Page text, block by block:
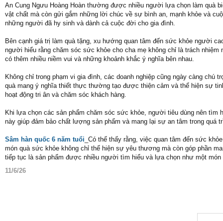
An Cung Ngưu Hoàng Hoàn thường được nhiều người lựa chọn làm quà
vật chất mà còn gửi gắm những lời chúc về sự bình an, mạnh khỏe và
những người đã hy sinh và dành cả cuộc đời cho gia đình.
Bên cạnh giá trị làm quà tặng, xu hướng quan tâm đến sức khỏe người
người hiểu rằng chăm sóc sức khỏe cho cha mẹ không chỉ là trách
có thêm nhiều niềm vui và những khoảnh khắc ý nghĩa bên nhau.
Không chỉ trong phạm vi gia đình, các doanh nghiệp cũng ngày càng
quà mang ý nghĩa thiết thực thường tạo được thiện cảm và thể hiện sự
hoạt động tri ân và chăm sóc khách hàng.
Khi lựa chọn các sản phẩm chăm sóc sức khỏe, người tiêu dùng nên
này giúp đảm bảo chất lượng sản phẩm và mang lại sự an tâm trong quá
Sâm hàn quốc 6 năm tuổi _Có thể thấy rằng, việc quan tâm đến sức
món quà sức khỏe không chỉ thể hiện sự yêu thương mà còn góp phần
tiếp tục là sản phẩm được nhiều người tìm hiểu và lựa chọn như một
11/6/26